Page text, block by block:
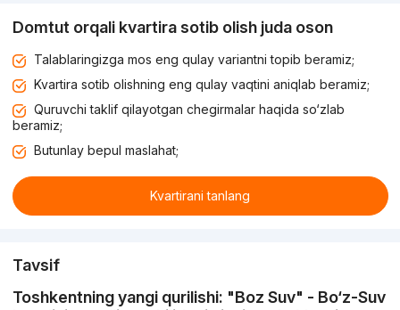
Domtut orqali kvartira sotib olish juda oson
Talablaringizga mos eng qulay variantni topib beramiz;
Kvartira sotib olishning eng qulay vaqtini aniqlab beramiz;
Quruvchi taklif qilayotgan chegirmalar haqida so‘zlab
beramiz;
Butunlay bepul maslahat;
Kvartirani tanlang
Tavsif
Toshkentning yangi qurilishi: "Boz Suv" - Bo‘z-Suv